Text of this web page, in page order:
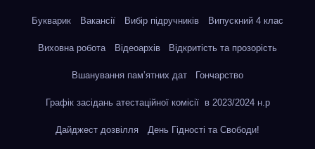
Букварик Вакансії Вибір підручників Випускний 4 клас
Виховна робота Відеоархів Відкритість та прозорість
Вшанування пам’ятних дат Гончарство
Графік засідань атестаційної комісії в 2023/2024 н.р
Дайджест дозвілля День Гідності та Свободи!